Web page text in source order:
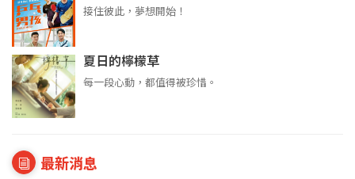
接住彼此，夢想開始！
夏日的檸檬草
每一段心動，都值得被珍惜。
最新消息